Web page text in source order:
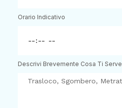
Orario Indicativo
Descrivi Brevemente Cosa Ti Serve